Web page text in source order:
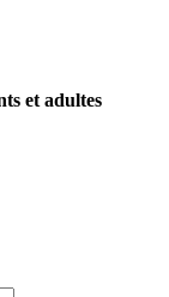
et adultes